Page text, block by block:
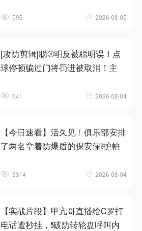
595 2026-08-05
[攻防剪辑]聪⚾明反被聪明误！点
球停顿骗过门将罚进被取消！主
641 2026-08-04
【今日速看】活久见！俱乐部安排
了两名拿着防爆盾的保安保❕护帕
3314 2026-08-04
【实战片段】甲亢哥直播给C罗打
电话遭秒挂，❗破防转轮盘呼叫内